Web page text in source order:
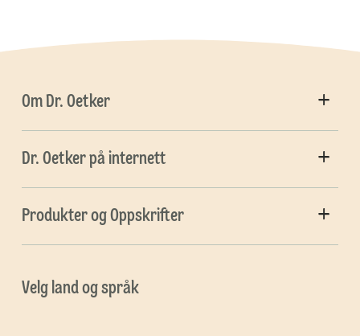
Om Dr. Oetker
Dr. Oetker på internett
Produkter og Oppskrifter
Velg land og språk